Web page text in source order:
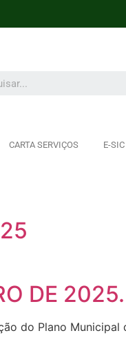
CARTA SERVIÇOS E-SIC
DE 2025.
do Plano Municipal